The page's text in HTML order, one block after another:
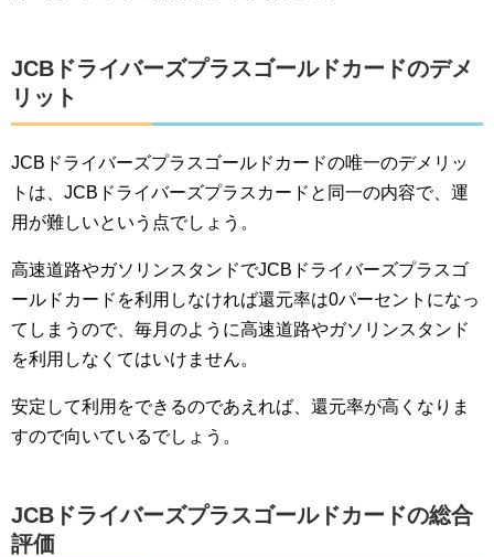
JCBドライバーズプラスゴールドカードのデメ
リット
JCBドライバーズプラスゴールドカードの唯一のデメリッ
トは、JCBドライバーズプラスカードと同一の内容で、運
用が難しいという点でしょう。
高速道路やガソリンスタンドでJCBドライバーズプラスゴ
ールドカードを利用しなければ還元率は0パーセントになっ
てしまうので、毎月のように高速道路やガソリンスタンド
を利用しなくてはいけません。
安定して利用をできるのであえれば、還元率が高くなりま
すので向いているでしょう。
JCBドライバーズプラスゴールドカードの総合
評価